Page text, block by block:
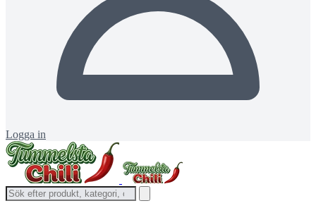
Logga in